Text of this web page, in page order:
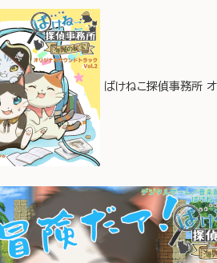
ばけねこ探偵事務所 オ